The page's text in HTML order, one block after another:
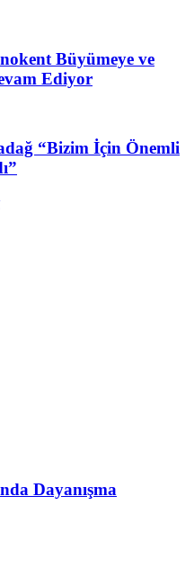
Büyümeye ve
Ediyor
“Bizim İçin Önemli
Dayanışma